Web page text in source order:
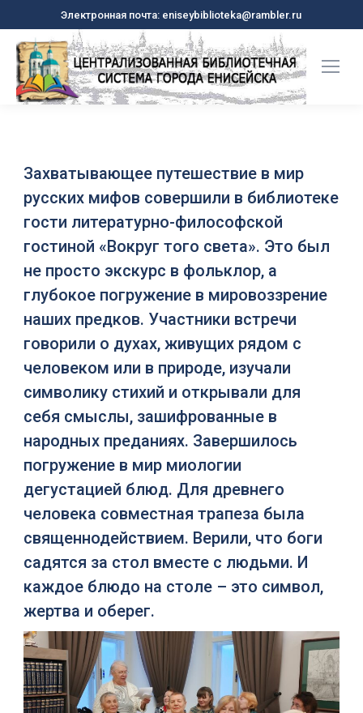
Электронная почта: eniseybiblioteka@rambler.ru
Захватывающее путешествие в мир
русских мифов совершили в библиотеке
гости литературно-философской
гостиной «Вокруг того света». Это был
не просто экскурс в фольклор, а
глубокое погружение в мировоззрение
наших предков. Участники встречи
говорили о духах, живущих рядом с
человеком или в природе, изучали
символику стихий и открывали для
себя смыслы, зашифрованные в
народных преданиях. Завершилось
погружение в мир миологии
дегустацией блюд. Для древнего
человека совместная трапеза была
священнодействием. Верили, что боги
садятся за стол вместе с людьми. И
каждое блюдо на столе – это символ,
жертва и оберег.